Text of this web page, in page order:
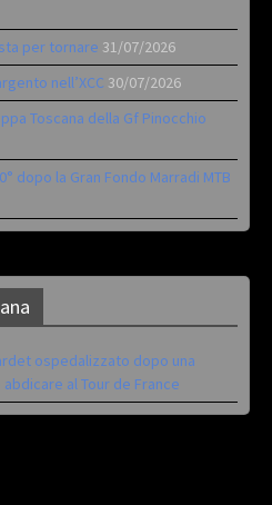
per tornare 31/07/2026
nell’XCC 30/07/2026
Toscana della Gf Pinocchio
dopo la Gran Fondo Marradi MTB
ospedalizzato dopo una
al Tour de France